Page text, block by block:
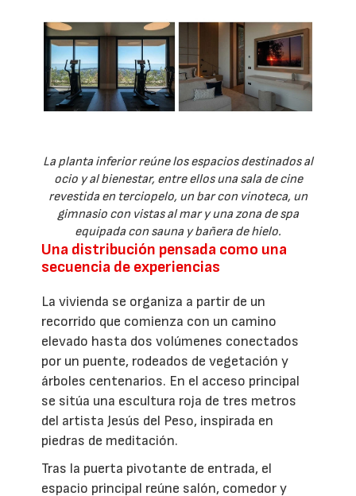
La planta inferior reúne los espacios destinados al
ocio y al bienestar, entre ellos una sala de cine
revestida en terciopelo, un bar con vinoteca, un
gimnasio con vistas al mar y una zona de spa
equipada con sauna y bañera de hielo.
Una distribución pensada como una
secuencia de experiencias
La vivienda se organiza a partir de un
recorrido que comienza con un camino
elevado hasta dos volúmenes conectados
por un puente, rodeados de vegetación y
árboles centenarios. En el acceso principal
se sitúa una escultura roja de tres metros
del artista Jesús del Peso, inspirada en
piedras de meditación.
Tras la puerta pivotante de entrada, el
espacio principal reúne salón, comedor y